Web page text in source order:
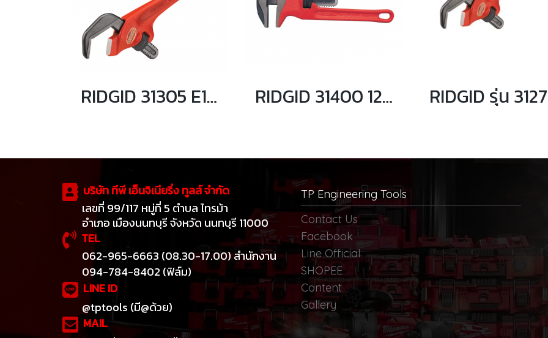
RIDGID 31305 E110 Offset Hex Wrench ประแจหกเหลี่ยมปากเฉียง RIDGID 31400 12 ประแจเลื่อนขันน็อต ขนาด 12นิ้ว จับท่อได้ 3/8 - 2.5/8 นิ้ว
บริษัท ทีพี เอ็นจิเนียริ่ง ทูลส์ จำกัด
เลขที่ 99/117 หมู่ที่ 5 ตำบล ไทรม้า
อำเภอ เมืองนนทบุรี จังหวัด นนทบุรี 11000
TEL
062-965-6663 (08.30-17.00) สำนักงาน
094-784-8402 (ฟิล์ม)
LINE ID
@tptools (มี@ด้วย)
MAIL
TP Engineering Tools
Contact Us
Facebook
Line Official
SHOPEE
Content
Gallery